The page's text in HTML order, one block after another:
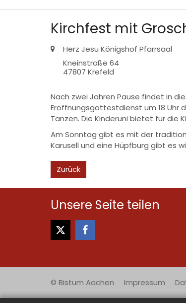
Kirchfest mit
Ort:Herz Jesu Königshof Pfarrsaal
Kneinstraße 64
47807 Krefeld
Nach zwei Jahren Pause findet in
Eröffnungsgottestdienst um 18 Uhr
Tanzen. Die Kinderuni bietet für die
Am Sonntag gibt es mit der
Karusell und eine Hüpfburg gibt es
Zurück
Unsere Seite teilen
© Bistum Aachen Impressum